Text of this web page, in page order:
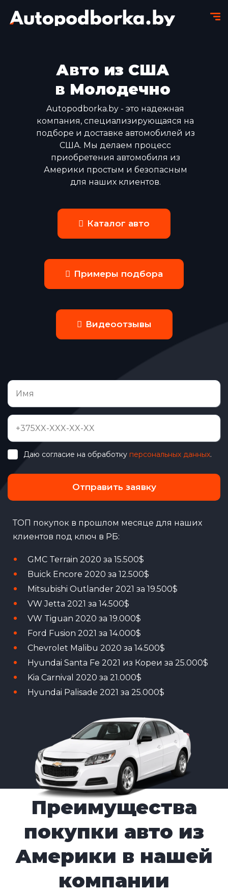
Авто из США
в Молодечно
Autopodborka.by - это надежная
компания, специализирующаяся на
подборе и доставке автомобилей из
США. Мы делаем процесс
приобретения автомобиля из
Америки простым и безопасным
для наших клиентов.
Каталог авто
Примеры подбора
Видеоотзывы
Даю согласие на обработку персональных данных.
Отправить заявку
ТОП покупок в прошлом месяце для наших
клиентов под ключ в РБ:
GMC Terrain 2020 за 15.500$
Buick Encore 2020 за 12.500$
Mitsubishi Outlander 2021 за 19.500$
VW Jetta 2021 за 14.500$
VW Tiguan 2020 за 19.000$
Ford Fusion 2021 за 14.000$
Chevrolet Malibu 2020 за 14.500$
Hyundai Santa Fe 2021 из Кореи за 25.000$
Kia Carnival 2020 за 21.000$
Hyundai Palisade 2021 за 25.000$
Преимущества
покупки авто из
Америки в нашей
компании